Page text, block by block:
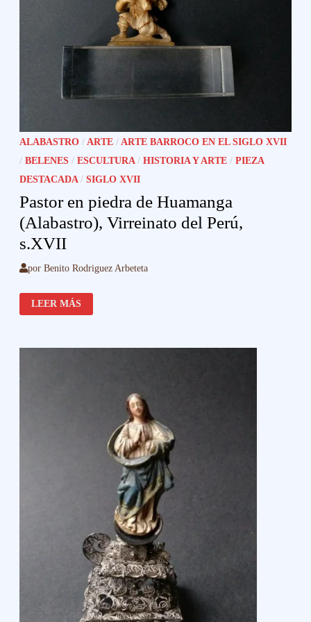
ALABASTRO / ARTE / ARTE BARROCO EN EL SIGLO XVII
/BELENES /ESCULTURA /HISTORIA Y ARTE /PIEZA
DESTACADA /SIGLO XVII
Pastor en piedra de Huamanga
(Alabastro), Virreinato del Perú,
s.XVII
porBenito Rodriguez Arbeteta
PASTOR
EN
PIEDRA
(ALABASTRO),
LEER MÁS